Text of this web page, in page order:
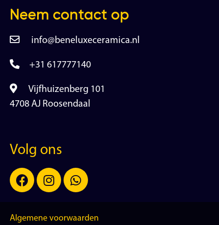
Neem contact op
info@beneluxeceramica.nl
+31 617777140
Vijfhuizenberg 101
4708 AJ Roosendaal
Volg ons
Algemene voorwaarden